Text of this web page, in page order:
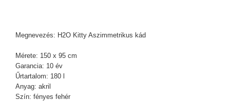
Megnevezés: H2O Kitty Aszimmetrikus kád
Mérete: 150 x 95 cm
Garancia: 10 év
Űrtartalom: 180 l
Anyag: akril
Szín: fényes fehér